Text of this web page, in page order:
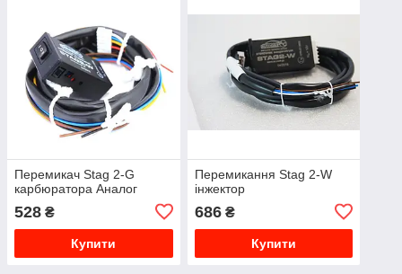
Перемикач Stag 2-G
карбюратора Аналог
528 ₴
Купити
Перемикання Stag 2-W
інжектор
686₴
Купити